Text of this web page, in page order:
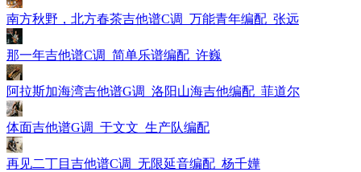
南方秋野，北方春茶吉他谱C调_万能青年编配_张远
那一年吉他谱C调_简单乐谱编配_许巍
阿拉斯加海湾吉他谱G调_洛阳山海吉他编配_菲道尔
体面吉他谱G调_于文文_生产队编配
再见二丁目吉他谱C调_无限延音编配_杨千嬅